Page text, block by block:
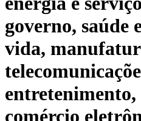
governo, saúde
vida,
comércio